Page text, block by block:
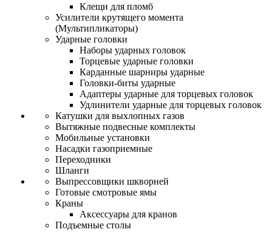
Клещи для пломб
Усилители крутящего момента
(Мультипликаторы)
Ударные головки
Наборы ударных головок
Торцевые ударные головки
Карданные шарниры ударные
Головки-биты ударные
Адаптеры ударные для торцевых головок
Удлинители ударные для торцевых головок
Катушки для выхлопных газов
Вытяжные подвесные комплекты
Мобильные установки
Насадки газоприемные
Переходники
Шланги
Выпрессовщики шкворней
Готовые смотровые ямы
Краны
Аксессуары для кранов
Подъемные столы